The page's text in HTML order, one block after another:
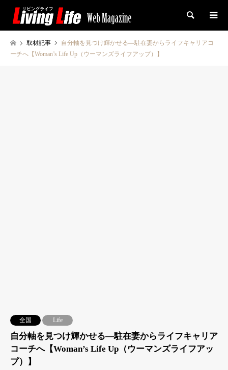
検索
取材記事
自分軸を見つけ輝かせる―駐在妻からライフキャリアコ
ーチへ【Woman’s Life Up（ウーマンズライフアップ）】
全国 Life
自分軸を見つけ輝かせる―駐在妻からライフキャリア
コーチへ【Woman’s Life Up（ウーマンズライフアッ
プ）】